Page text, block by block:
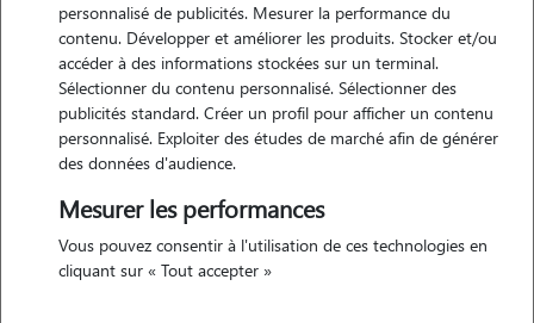
Ghizlaine
MANOM 57100
maison possède des animaux
5/5 (1 avis)
pension canine familiale – petites pattes family
personnalisé de publicités. Mesurer la performance du
contenu. Développer et améliorer les produits. Stocker et/ou
accéder à des informations stockées sur un terminal.
Sélectionner du contenu personnalisé. Sélectionner des
publicités standard. Créer un profil pour afficher un contenu
personnalisé. Exploiter des études de marché afin de générer
des données d'audience.
Mesurer les performances
Vous pouvez consentir à l'utilisation de ces technologies en
cliquant sur « Tout accepter »